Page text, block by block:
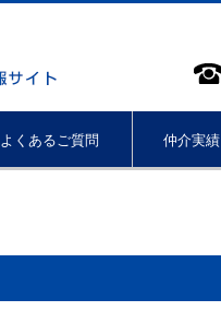
よくあるご質問 仲介実績